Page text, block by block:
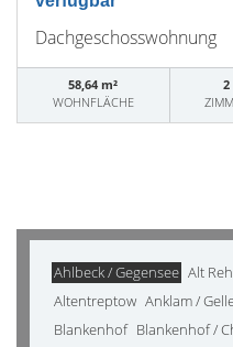
Dachgeschosswohnung
58,64 m²
WOHNFLÄCHE
2
Ahlbeck / Gegensee Alt
Altentreptow Anklam /
Blankenhof Blankenhof /